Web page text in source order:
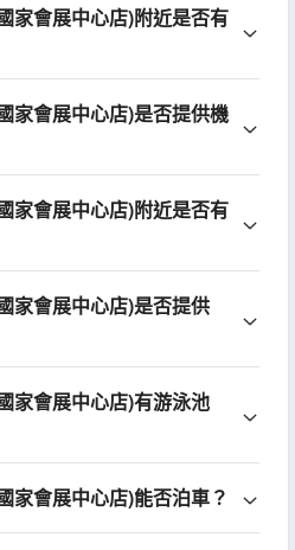
家會展中心店)附近是否有
家會展中心店)是否提供機
家會展中心店)附近是否有
家會展中心店)是否提供
家會展中心店)有游泳池
家會展中心店)能否泊車？